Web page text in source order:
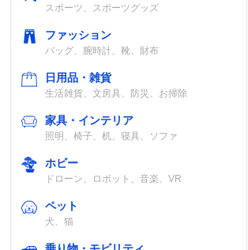
スポーツ、スポーツグッズ
ファッション
バッグ、腕時計、靴、財布
日用品・雑貨
生活雑貨、文房具、防災、お掃除
家具・インテリア
照明、椅子、机、寝具、ソファ
ホビー
ドローン、ロボット、音楽、VR
ペット
犬、猫